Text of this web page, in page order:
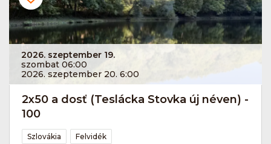
2026. szeptember 19.
szombat 06:00
2026. szeptember 20. 6:00
2x50 a dosť (Teslácka Stovka új néven) -
100
Szlovákia Felvidék